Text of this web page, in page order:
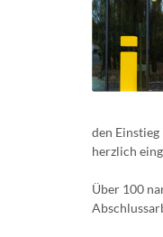
den
herzlich
Über 100